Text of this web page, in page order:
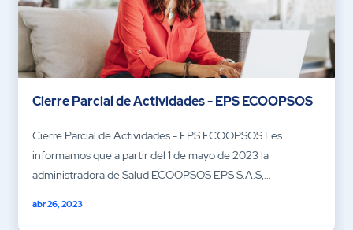
Cierre Parcial de Actividades - EPS ECOOPSOS
Cierre Parcial de Actividades - EPS ECOOPSOS Les
informamos que a partir del 1 de mayo de 2023 la
administradora de Salud ECOOPSOS EPS S.A.S,...
abr 26, 2023